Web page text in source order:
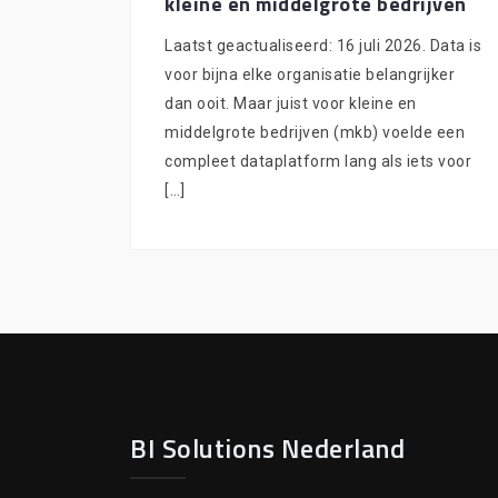
Laatst geactualiseerd: 16 juli 2026. Data is
voor bijna elke organisatie belangrijker
dan ooit. Maar juist voor kleine en
middelgrote bedrijven (mkb) voelde een
compleet data­platform lang als iets voor
[…]
BI Solutions Nederland